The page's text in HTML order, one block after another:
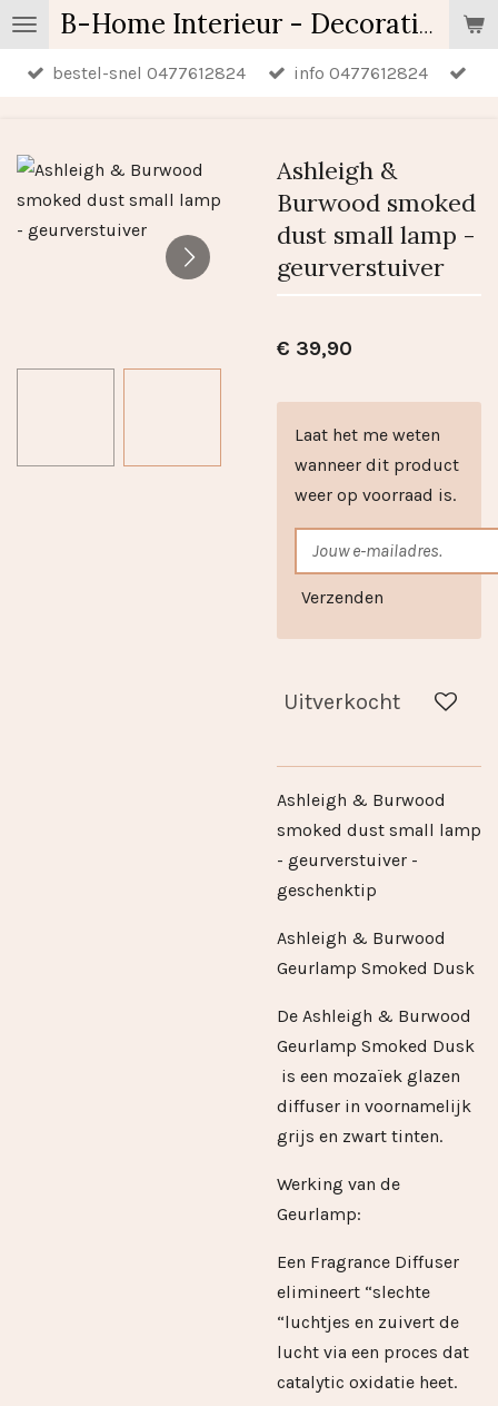
Ga
direct
naar
B-Home Interieur - Decoratie & Geschenken - Geurartikelen
bestel-snel 0477612824 info 0477612824
Ashleigh &
Burwood smoked
dust small lamp -
geurverstuiver
€ 39,90
Laat het me weten
wanneer dit product
weer op voorraad is.
Verzenden
Uitverkocht
Ashleigh & Burwood
smoked dust small lamp
- geurverstuiver -
geschenktip
Ashleigh & Burwood
Geurlamp Smoked Dusk
De Ashleigh & Burwood
Geurlamp Smoked Dusk
is een mozaïek glazen
diffuser in voornamelijk
grijs en zwart tinten.
Werking van de
Geurlamp:
Een Fragrance Diffuser
elimineert “slechte
“luchtjes en zuivert de
lucht via een proces dat
catalytic oxidatie heet.